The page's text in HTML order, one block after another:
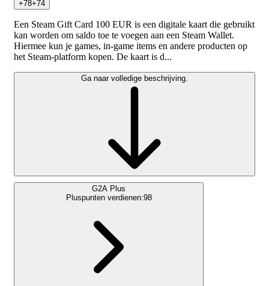
+78+74
Een Steam Gift Card 100 EUR is een digitale kaart die gebruikt
kan worden om saldo toe te voegen aan een Steam Wallet.
Hiermee kun je games, in-game items en andere producten op
het Steam-platform kopen. De kaart is d...
Ga naar volledige beschrijving.
G2A Plus
Pluspunten verdienen:98